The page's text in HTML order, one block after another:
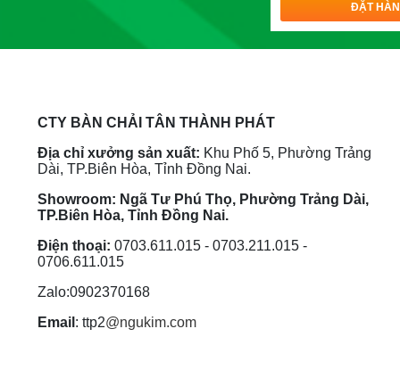
ĐẶT
CTY BÀN CHẢI TÂN THÀNH PHÁT
Địa chỉ xưởng sản xuất: Khu Phố 5, Phường Trảng
Dài, TP.Biên Hòa, Tỉnh Đồng Nai.
Showroom: Ngã Tư Phú Thọ, Phường Trảng Dài,
TP.Biên Hòa, Tỉnh Đồng Nai.
Điện thoại: 0703.611.015 - 0703.211.015 -
0706.611.015
Zalo:0902370168
Email : ttp2@ngukim.com